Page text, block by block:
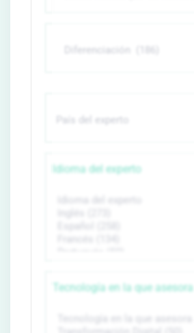
Idioma del experto
Tecnología en la que asesora